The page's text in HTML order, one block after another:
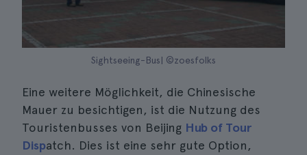
Sightseeing-Bus| ©zoesfolks
Eine weitere Möglichkeit, die Chinesische
Mauer zu besichtigen, ist die Nutzung des
Touristenbusses von Beijing Hub of Tour
Dispatch. Dies ist eine sehr gute Option,